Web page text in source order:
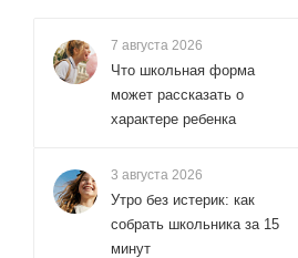
7 августа 2026
Что школьная форма
может рассказать о
характере ребенка
3 августа 2026
Утро без истерик: как
собрать школьника за 15
минут